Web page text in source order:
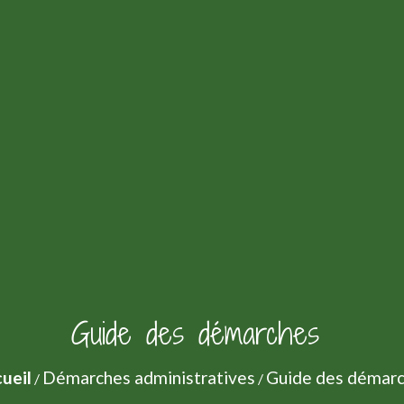
Guide des démarches
/ Démarches administratives / Guide des